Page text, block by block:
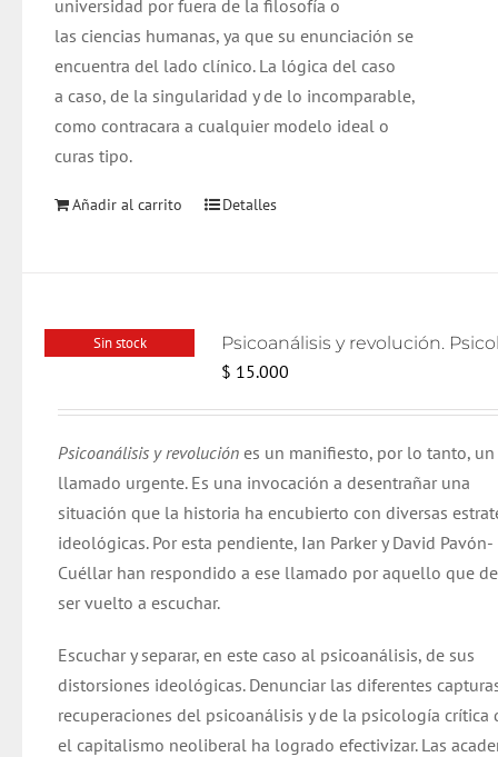
universidad por fuera de la filosofía o
las ciencias humanas, ya que su enunciación se
encuentra del lado clínico. La lógica del caso
a caso, de la singularidad y de lo incomparable,
como contracara a cualquier modelo ideal o
curas tipo.
Añadir al carrito Detalles
Sin stock
$ 15.000
Psicoanálisis y revoluciónes un manifiesto, por lo tanto, un
llamado urgente. Es una invocación a desentrañar una
situación que la historia ha encubierto con diversas
ideológicas. Por esta pendiente, Ian Parker y David Pavón-
Cuéllar han respondido a ese llamado por aquello que
ser vuelto a escuchar.
Escuchar y separar, en este caso al psicoanálisis, de sus
distorsiones ideológicas. Denunciar las diferentes
recuperaciones del psicoanálisis y de la psicología crítica
el capitalismo neoliberal ha logrado efectivizar. Las